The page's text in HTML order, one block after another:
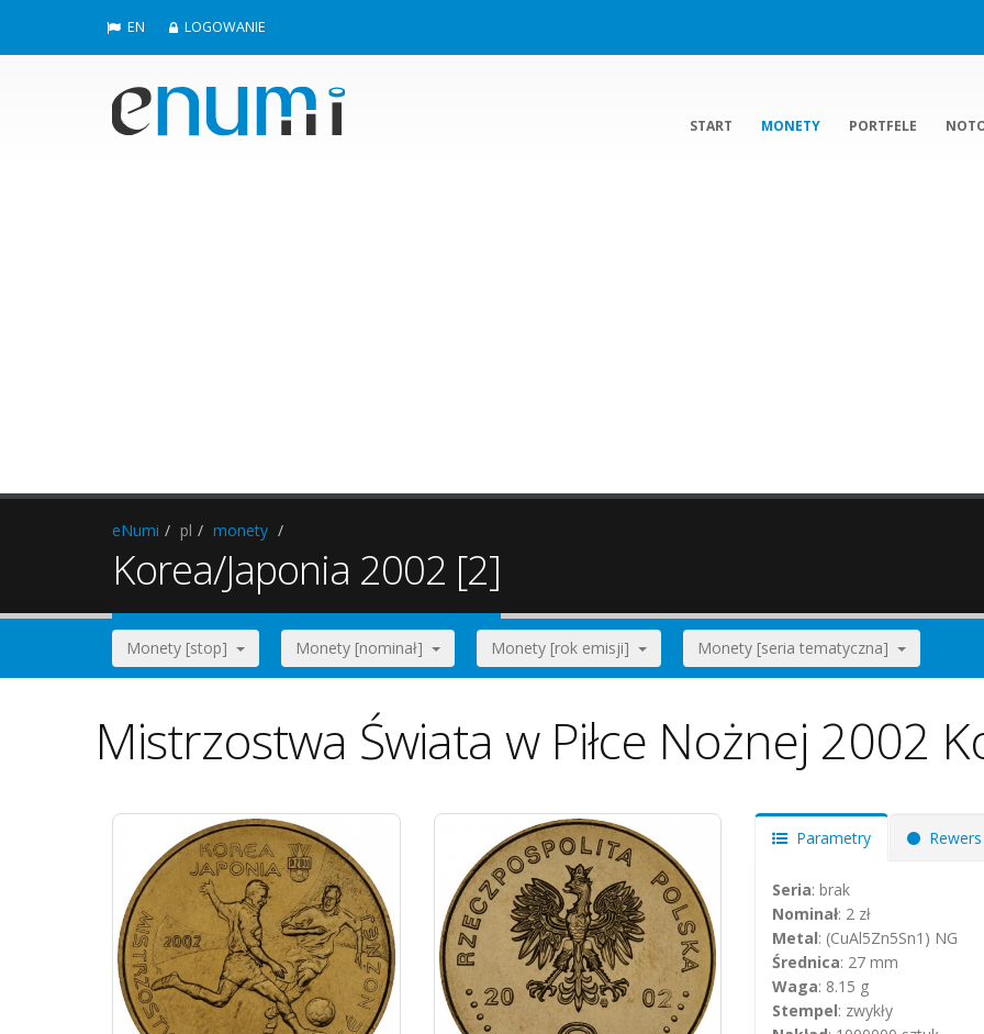
EN LOGOWANIE
START MONETY PORTFELE
eNumi pl monety
Korea/Japonia 2002 [2]
Monety [stop] Monety [nominał] Monety [rok emisji] Monety [seria tematyczna]
Mistrzostwa Świata w Piłce Nożnej 2002
Parametry Rewers
Seria: brak
Nominał: 2 zł
Metal: (CuAl5Zn5Sn1) NG
Średnica: 27 mm
Waga: 8.15 g
Stempel: zwykły